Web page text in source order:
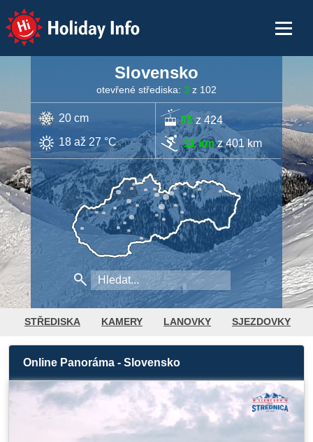
Holiday Info
Slovensko
otevřené střediska: 3 z 102
20 cm
18 až 27 °C
25z 424
11 kmz 401 km
STŘEDISKA KAMERY LANOVKY SJEZDOVKY
BĚŽKAŘSKÉ TRATĚ POČASÍ AQUAPARKY
Online Panoráma - Slovensko